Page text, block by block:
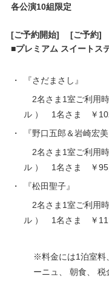
各公演10組限定
[ご予約開始]
[ご予約]
■プレミアム スイートス
・
『さだまさし』
2名さま1室ご利用
ル ） 1名さま ￥
・
『野口五郎＆岩崎宏美
2名さま1室ご利用
ル ） 1名さま ￥
・
『松田聖子』
2名さま1室ご利用
ル ） 1名さま ￥
※料金には1泊室料
ーニュ、 朝食、 税